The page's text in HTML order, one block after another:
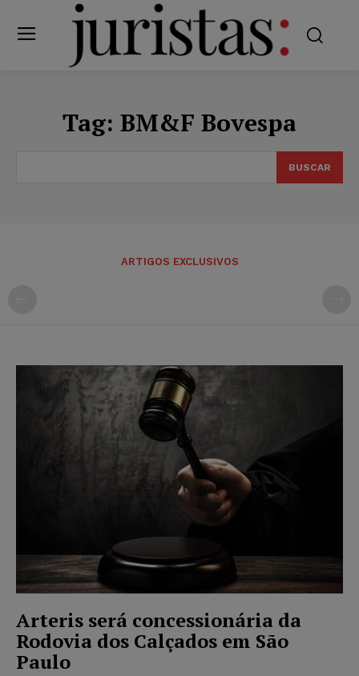
Tag: BM&F Bovespa
BUSCAR
ARTIGOS EXCLUSIVOS
Arteris será concessionária da
Rodovia dos Calçados em São
Paulo